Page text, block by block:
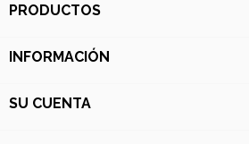
PRODUCTOS
INFORMACIÓN
SU CUENTA